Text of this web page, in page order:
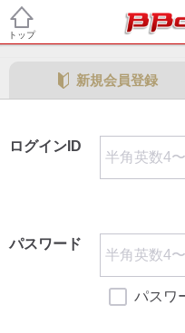
トップ
新規会員登録
ログインID
パスワード
パスワ